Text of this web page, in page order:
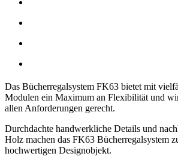
Das Bücherregalsystem FK63 bietet mit
Modulen ein Maximum an Flexibilität und
allen Anforderungen gerecht.
Durchdachte handwerkliche Details und
Holz machen das FK63 Bücherregalsystem
hochwertigen Designobjekt.